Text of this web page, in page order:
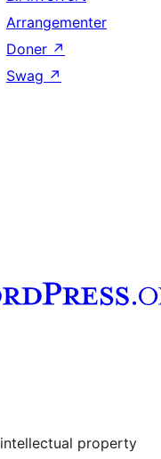
Arrangementer
Doner ↗
Swag ↗
account
property